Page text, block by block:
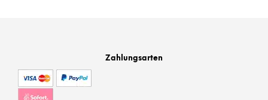
Zahlungsarten